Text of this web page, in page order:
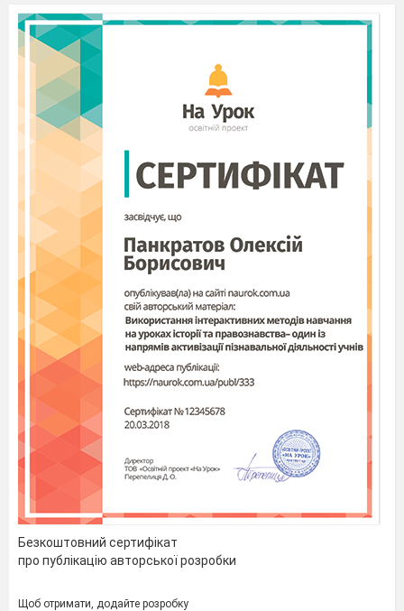
Безкоштовний сертифікат
про публікацію авторської розробки
Щоб отримати, додайте розробку